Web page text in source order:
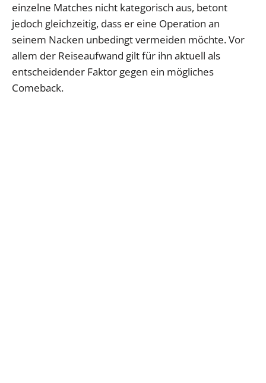
einzelne Matches nicht kategorisch aus, betont
jedoch gleichzeitig, dass er eine Operation an
seinem Nacken unbedingt vermeiden möchte. Vor
allem der Reiseaufwand gilt für ihn aktuell als
entscheidender Faktor gegen ein mögliches
Comeback.